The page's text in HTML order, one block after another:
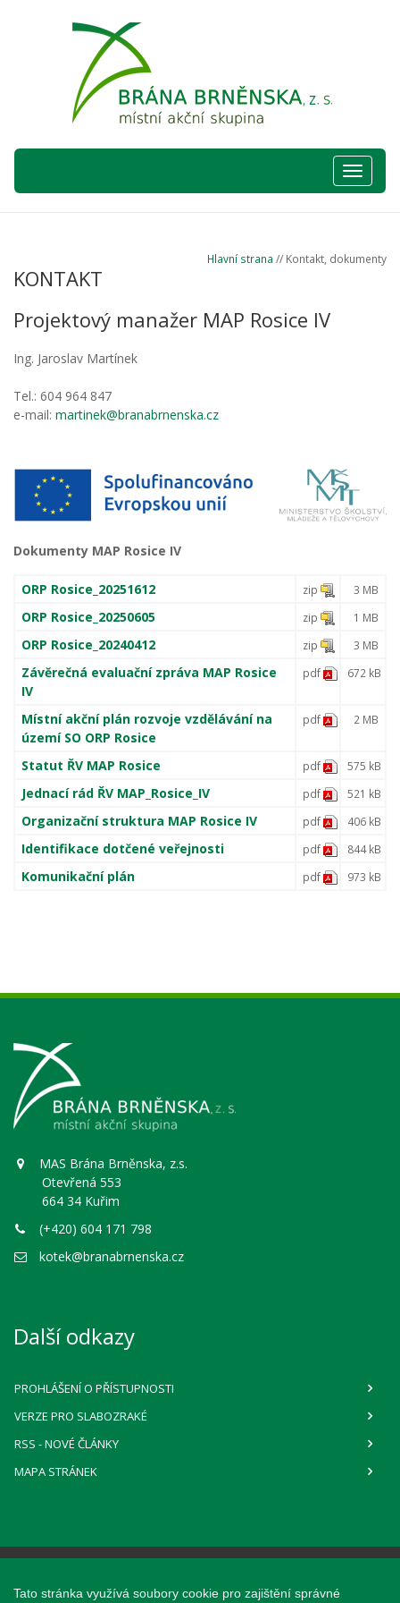
Hlavní
nabídka
Hlavní strana // Kontakt, dokumenty
KONTAKT
Projektový manažer MAP Rosice IV
Ing. Jaroslav Martínek
Tel.: 604 964 847
e-mail: martinek@branabrnenska.cz
Dokumenty MAP Rosice IV
ORP Rosice_20251612 zip 3 MB
ORP Rosice_20250605 zip 1 MB
ORP Rosice_20240412 zip 3 MB
Závěrečná evaluační zpráva MAP Rosice
IV
pdf 672 kB
Místní akční plán rozvoje vzdělávání na
území SO ORP Rosice
pdf 2 MB
Statut ŘV MAP Rosice pdf 575 kB
Jednací rád ŘV MAP_Rosice_IV pdf 521 kB
Organizační struktura MAP Rosice IV pdf 406 kB
Identifikace dotčené veřejnosti pdf 844 kB
Komunikační plán pdf 973 kB
MAS Brána Brněnska, z.s.
Otevřená 553
664 34 Kuřim
(+420) 604 171 798
kotek@branabrnenska.cz
Další odkazy
PROHLÁŠENÍ O PŘÍSTUPNOSTI
VERZE PRO SLABOZRAKÉ
RSS - NOVÉ ČLÁNKY
MAPA STRÁNEK
Webové stránky pro obce a občany
Tato stránka využívá soubory cookie pro zajištění správné